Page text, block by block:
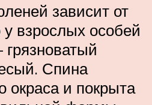
зависит от
взрослых особей
Спина
окраса и покрыта